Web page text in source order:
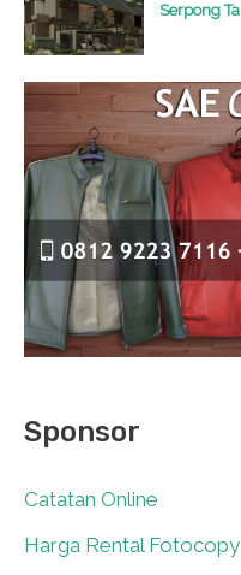
Serpong
Sponsor
Catatan Online
Harga Rental Fotocopy